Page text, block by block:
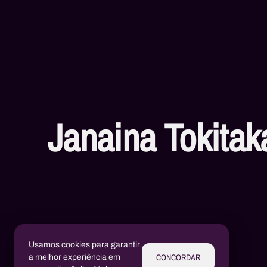
Usamos cookies para garantir
a melhor experiência em
CONCORDAR
Janaina
Livros